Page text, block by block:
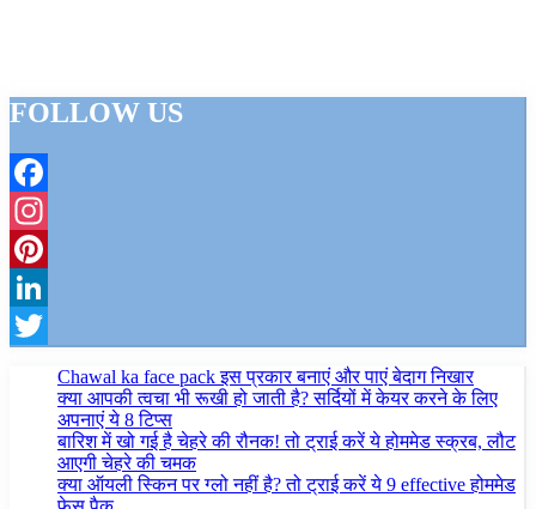
FOLLOW US
Facebook
Instagram
Pinterest
LinkedIn
Chawal ka face pack इस प्रकार बनाएं और पाएं बेदाग निखार
क्या आपकी त्वचा भी रूखी हो जाती है? सर्दियों में केयर करने के लिए
अपनाएं ये 8 टिप्स
बारिश में खो गई है चेहरे की रौनक! तो ट्राई करें ये होममेड स्क्रब, लौट
आएगी चेहरे की चमक
क्या ऑयली स्किन पर ग्लो नहीं है? तो ट्राई करें ये 9 effective होममेड